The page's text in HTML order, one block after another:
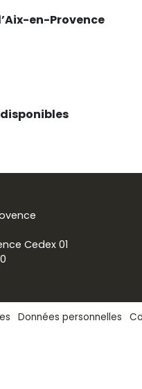
en-Provence
disponibles
Cedex 01
Données personnelles